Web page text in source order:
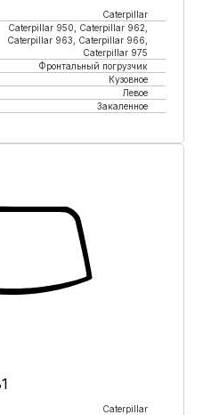
Caterpillar
Caterpillar 950, Caterpillar 962,
Caterpillar 963, Caterpillar 966,
Caterpillar 975
Фронтальный погрузчик
Кузовное
Левое
Закаленное
Caterpillar